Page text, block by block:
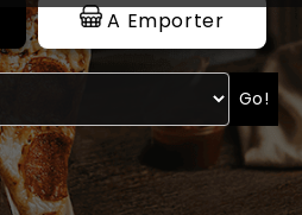
A Emporter
Go!